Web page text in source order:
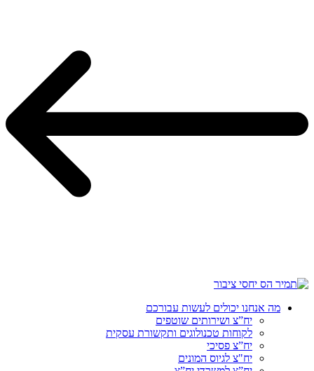
מה אנחנו יכולים לעשות עבורכם
יח”צ ושירותים שוטפים
לקוחות טכנולוגים ותקשורת עסקית
יח”צ פסיכי
יח"צ לגיוס המונים